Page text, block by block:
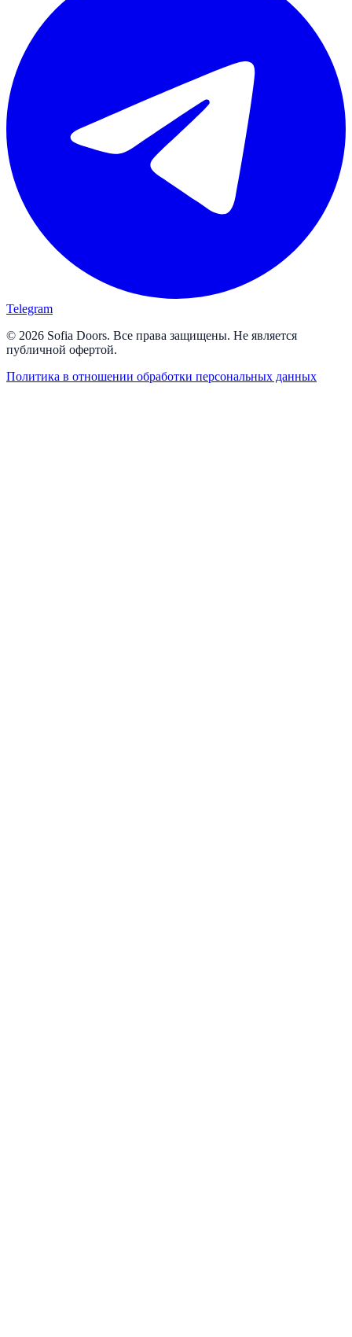
Telegram
© 2026 Sofia Doors. Все права защищены. Не является
публичной офертой.
Политика в отношении обработки персональных данных